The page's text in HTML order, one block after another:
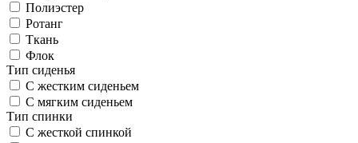
Полиэстер
Ротанг
Ткань
Флок
Тип сиденья
С жестким сиденьем
С мягким сиденьем
Тип спинки
С жесткой спинкой